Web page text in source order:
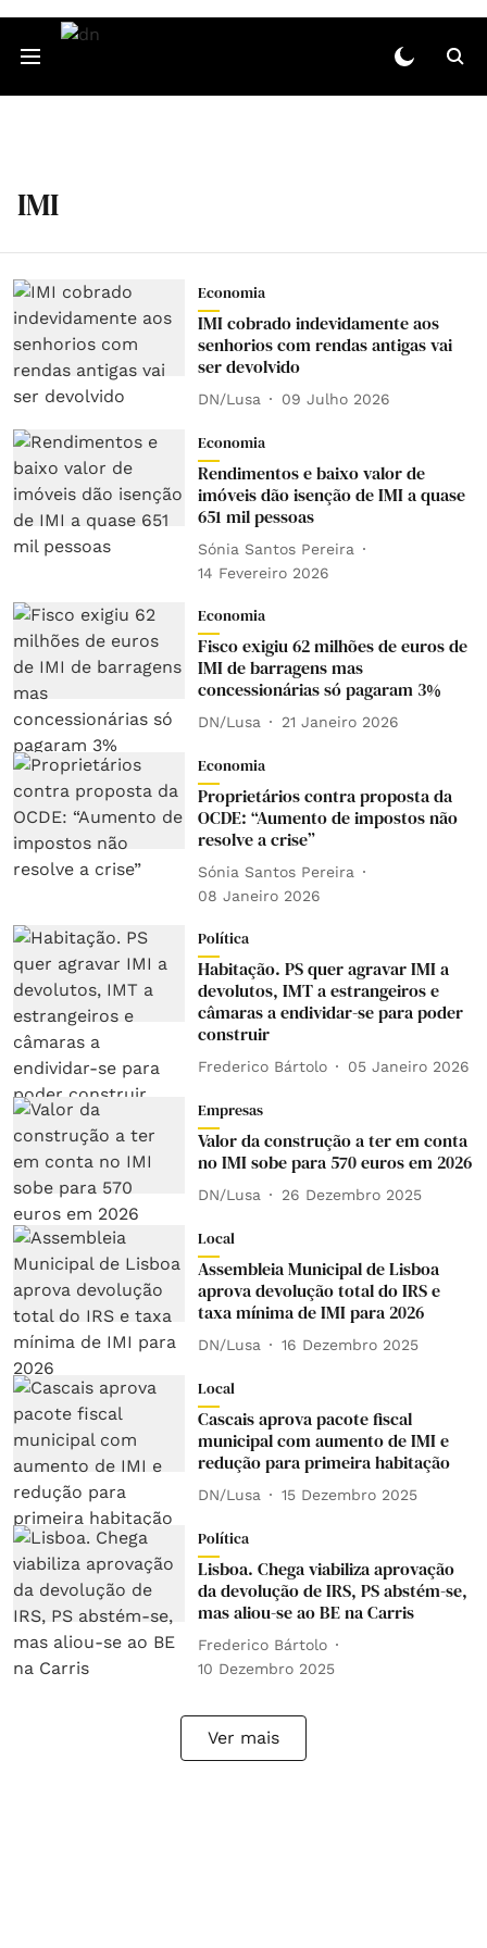
IMI
Economia
IMI cobrado indevidamente aos
senhorios com rendas antigas vai
ser devolvido
DN/Lusa 09 Julho 2026
Economia
Rendimentos e baixo valor de
imóveis dão isenção de IMI a quase
651 mil pessoas
Sónia Santos Pereira
14 Fevereiro 2026
Economia
Fisco exigiu 62 milhões de euros de
IMI de barragens mas
concessionárias só pagaram 3%
DN/Lusa 21 Janeiro 2026
Economia
Proprietários contra proposta da
OCDE: “Aumento de impostos não
resolve a crise”
Sónia Santos Pereira
08 Janeiro 2026
Política
Habitação. PS quer agravar IMI a
devolutos, IMT a estrangeiros e
câmaras a endividar-se para poder
construir
Frederico Bártolo 05 Janeiro 2026
Empresas
Valor da construção a ter em conta
no IMI sobe para 570 euros em 2026
DN/Lusa 26 Dezembro 2025
Local
Assembleia Municipal de Lisboa
aprova devolução total do IRS e
taxa mínima de IMI para 2026
DN/Lusa 16 Dezembro 2025
Local
Cascais aprova pacote fiscal
municipal com aumento de IMI e
redução para primeira habitação
DN/Lusa 15 Dezembro 2025
Política
Lisboa. Chega viabiliza aprovação
da devolução de IRS, PS abstém-se,
mas aliou-se ao BE na Carris
Frederico Bártolo
10 Dezembro 2025
Ver mais